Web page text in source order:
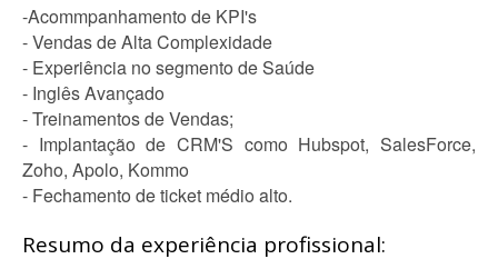
-Acommpanhamento de KPI's
- Vendas de Alta Complexidade
- Experiência no segmento de Saúde
- Inglês Avançado
- Treinamentos de Vendas;
- Implantação de CRM'S como Hubspot, SalesForce,
Zoho, Apolo, Kommo
- Fechamento de ticket médio alto.
Resumo da experiência profissional: